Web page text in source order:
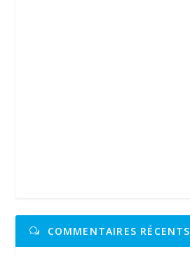
COMMENTAIRES RÉCENTS